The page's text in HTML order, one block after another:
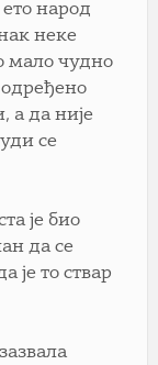
ето народ
неке
мало чудно
одређено
а да није
се
је био
да се
је то ствар